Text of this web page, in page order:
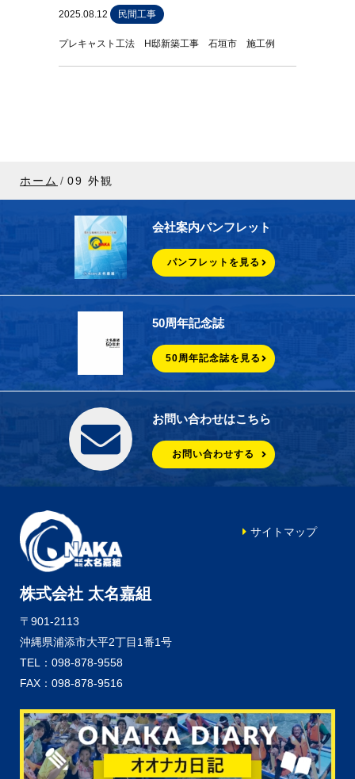
2025.08.12 民間工事
プレキャスト工法 H邸新築工事 石垣市 施工例
ホーム 09 外観
会社案内パンフレット
パンフレットを見る
50周年記念誌
50周年記念誌を見る
お問い合わせはこちら
お問い合わせする
株式会社 太名嘉組
〒901-2113
沖縄県浦添市大平2丁目1番1号
TEL：098-878-9558
FAX：098-878-9516
サイトマップ